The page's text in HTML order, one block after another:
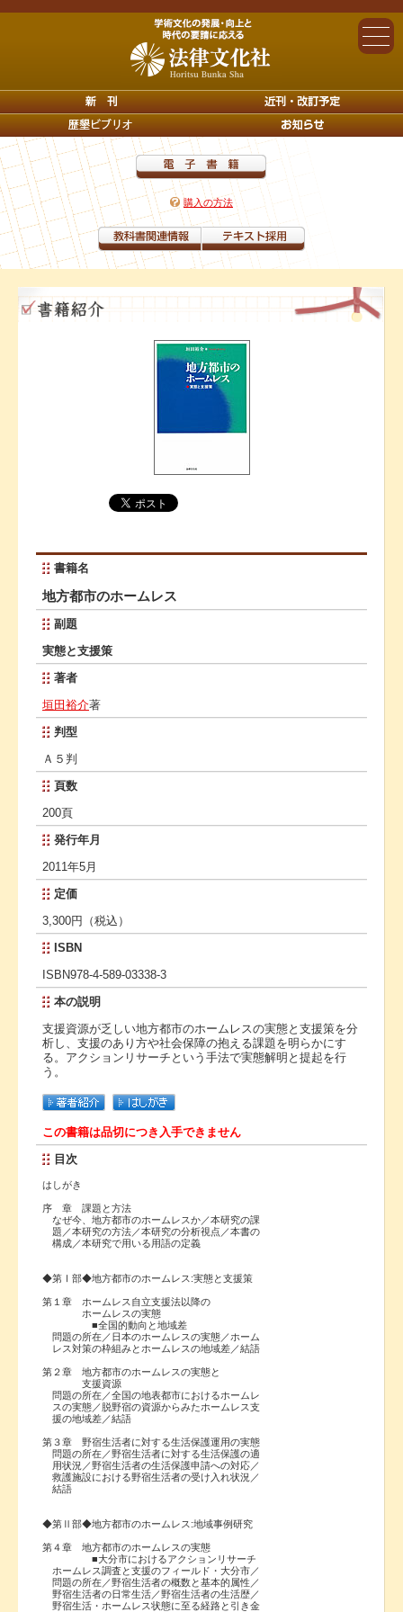
購入の方法
書籍名
地方都市のホームレス
副題
実態と支援策
著者
垣田裕介著
判型
Ａ５判
頁数
200頁
発行年月
2011年5月
定価
3,300円（税込）
ISBN
ISBN978-4-589-03338-3
本の説明
支援資源が乏しい地方都市のホームレスの実態と支援策を分
析し、支援のあり方や社会保障の抱える課題を明らかにす
る。アクションリサーチという手法で実態解明と提起を行
う。
この書籍は品切につき入手できません
目次
はしがき
序 章 課題と方法
なぜ今、地方都市のホームレスか／本研究の課
題／本研究の方法／本研究の分析視点／本書の
構成／本研究で用いる用語の定義
◆第Ⅰ部◆地方都市のホームレス:実態と支援策
第１章 ホームレス自立支援法以降の
ホームレスの実態
■全国的動向と地域差
問題の所在／日本のホームレスの実態／ホーム
レス対策の枠組みとホームレスの地域差／結語
第２章 地方都市のホームレスの実態と
支援資源
問題の所在／全国の地表都市におけるホームレ
スの実態／脱野宿の資源からみたホームレス支
援の地域差／結語
第３章 野宿生活者に対する生活保護運用の実態
問題の所在／野宿生活者に対する生活保護の適
用状況／野宿生活者の生活保護申請への対応／
救護施設における野宿生活者の受け入れ状況／
結語
◆第Ⅱ部◆地方都市のホームレス:地域事例研究
第４章 地方都市のホームレスの実態
■大分市におけるアクションリサーチ
ホームレス調査と支援のフィールド・大分市／
問題の所在／野宿生活者の概数と基本的属性／
野宿生活者の日常生活／野宿生活者の生活歴／
野宿生活・ホームレス状態に至る経路と引き金